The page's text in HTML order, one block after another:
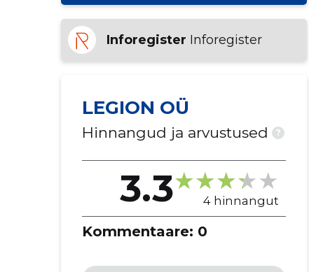
Inforegister Inforegister
LEGION OÜ
Hinnangud ja arvustused ?
3.3 4 hinnangut
Kommentaare: 0